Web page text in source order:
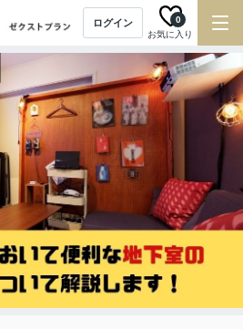
ログイン
お気に入り
0